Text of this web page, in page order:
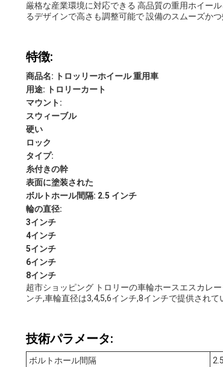
厳格な産業環境に対応できる 高品質の重用ホイー
るデザインで高さも調整可能で 設備のスムーズか
特徴:
商品名: トロッリーホイール 重用車
用途: トロリーカート
マウント:
スウィーブル
硬い
ロック
タイプ:
糸付きの幹
表面に塗装された
ボルトホール間隔: 2.5 インチ
輪の直径:
3インチ
4インチ
5インチ
6インチ
8インチ
超市ショッピング トロリーの車輪ホースエスカレ
ンチ,車輪直径は3,4,5,6インチ,8インチで提供され
技術パラメータ:
ボルトホール間隔